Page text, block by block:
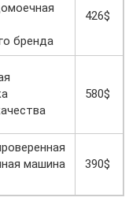
бренда
426$
580$
машина
390$